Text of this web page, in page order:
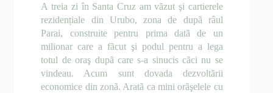
A treia zi în Santa Cruz am vãzut şi cartierele
rezidențiale din Urubo, zona de dupã râul
Parai, construite pentru prima datã de un
milionar care a fãcut şi podul pentru a lega
totul de oraş dupã care s-a sinucis cãci nu se
vindeau. Acum sunt dovada dezvoltãrii
economice din zonã. Aratã ca mini orãşelele cu